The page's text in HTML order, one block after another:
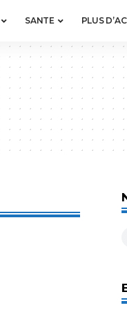
SANTE PLUS